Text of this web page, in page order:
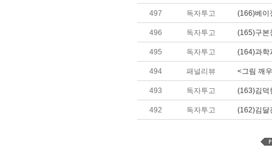
497 독자투고 (166)베이
496 독자투고 (165)구본
495 독자투고 (164)과학
494 패널리뷰 <그림 깨
493 독자투고 (163)김덕
492 독자투고 (162)김달